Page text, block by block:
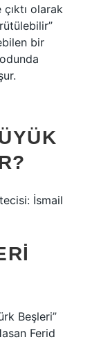
olarak
bir
İsmail
Beşleri”
Ferid